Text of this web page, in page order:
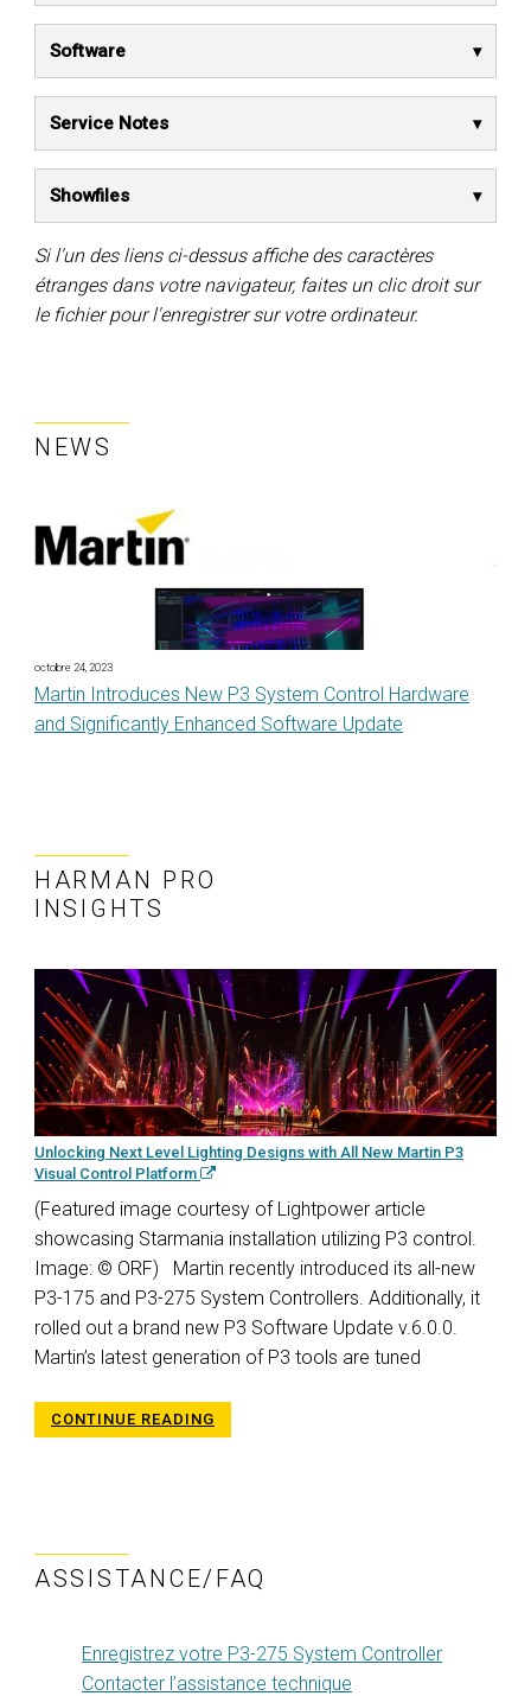
Software
Service Notes
Showfiles
Si l'un des liens ci-dessus affiche des caractères
étranges dans votre navigateur, faites un clic droit sur
le fichier pour l'enregistrer sur votre ordinateur.
NEWS
octobre 24, 2023
Martin Introduces New P3 System Control Hardware
and Significantly Enhanced Software Update
HARMAN PRO
INSIGHTS
Unlocking Next Level Lighting Designs with All New Martin P3
Visual Control Platform
(Featured image courtesy of Lightpower article
showcasing Starmania installation utilizing P3 control.
Image: © ORF) Martin recently introduced its all-new
P3-175 and P3-275 System Controllers. Additionally, it
rolled out a brand new P3 Software Update v.6.0.0.
Martin’s latest generation of P3 tools are tuned
CONTINUE READING
ASSISTANCE/FAQ
Enregistrez votre P3-275 System Controller
Contacter l’assistance technique